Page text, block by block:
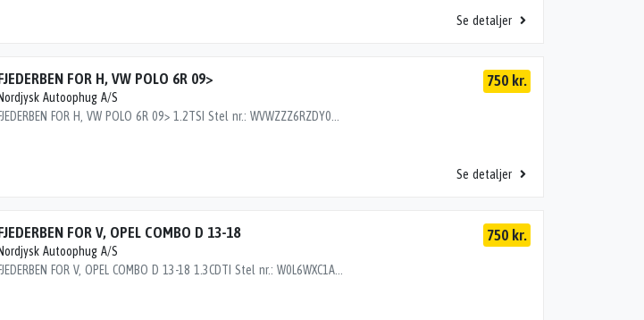
Se detaljer
FOR H, VW POLO 6R 09>
Nordjysk Autoophug A/S
750 kr.
Se detaljer
FOR V, OPEL COMBO D 13-18
Nordjysk Autoophug A/S
FJEDERBEN FOR V, OPEL COMBO D 13-18 1.3CDTI Stel nr.: W0L6WXC1AC9505182 Årgang: 2012 Del nr.: TN29568 Dito nr.: 50293601 Stamkort nr.: N0348 95527361 203000 km
750 kr.